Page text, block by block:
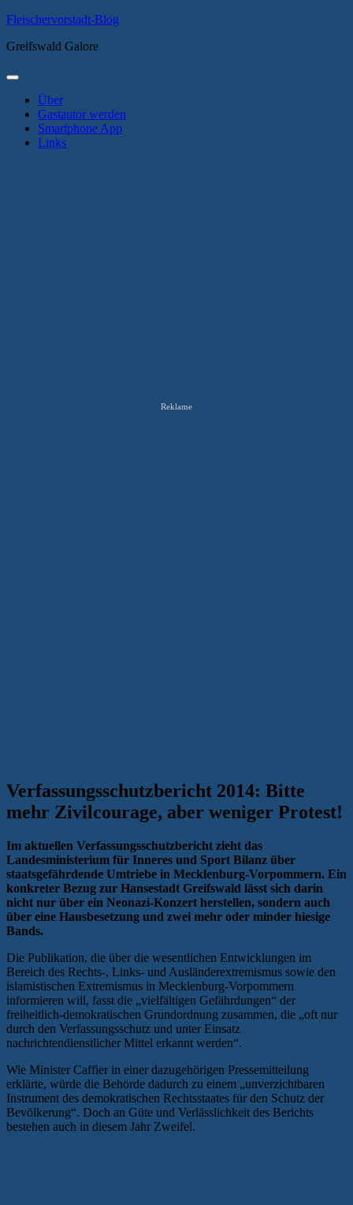
Zum
springen
Fleischervorstadt-Blog
Greifswald Galore
Primäres
Über
Gastautor werden
Smartphone App
Links
Reklame
Verfassungsschutzbericht 2014: Bitte
mehr Zivilcourage, aber weniger Protest!
Im aktuellen Verfassungsschutzbericht zieht das
Landesministerium für Inneres und Sport Bilanz über
staatsgefährdende Umtriebe in Mecklenburg-Vorpommern. Ein
konkreter Bezug zur Hansestadt Greifswald lässt sich darin
nicht nur über ein Neonazi-Konzert herstellen, sondern auch
über eine Hausbesetzung und zwei mehr oder minder hiesige
Bands.
Die Publikation, die über die wesentlichen Entwicklungen im
Bereich des Rechts-, Links- und Ausländerextremismus sowie den
islamistischen Extremismus in Mecklenburg-Vorpommern
informieren will, fasst die „vielfältigen Gefährdungen“ der
freiheitlich-demokratischen Grundordnung zusammen, die „oft nur
durch den Verfassungsschutz und unter Einsatz
nachrichtendienstlicher Mittel erkannt werden“.
Wie Minister Caffier in einer dazugehörigen Pressemitteilung
erklärte, würde die Behörde dadurch zu einem „unverzichtbaren
Instrument des demokratischen Rechtsstaates für den Schutz der
Bevölkerung“. Doch an Güte und Verlässlichkeit des Berichts
bestehen auch in diesem Jahr Zweifel.